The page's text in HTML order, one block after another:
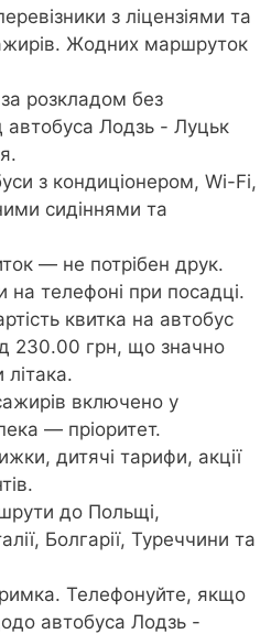
з ліцензіями та
Жодних маршруток
розкладом без
автобуса Лодзь - Луцьк
з кондиціонером, Wi-Fi,
сидіннями та
— не потрібен друк.
на телефоні при посадці.
квитка на автобус
230.00 грн, що значно
включено у
— пріоритет.
дитячі тарифи, акції
до Польщі,
Болгарії, Туреччини та
Телефонуйте, якщо
автобуса Лодзь -